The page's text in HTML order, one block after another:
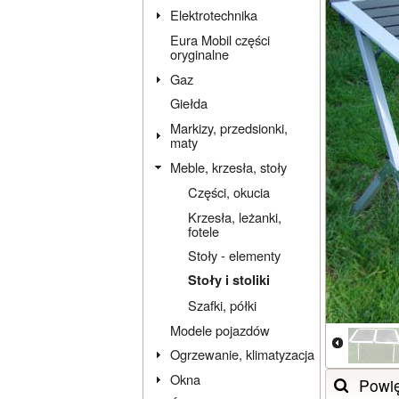
Elektrotechnika
Eura Mobil części
oryginalne
Gaz
Giełda
Markizy, przedsionki,
maty
Meble, krzesła, stoły
Części, okucia
Krzesła, leżanki,
fotele
Stoły - elementy
Stoły i stoliki
Szafki, półki
Modele pojazdów
Ogrzewanie, klimatyzacja
Okna